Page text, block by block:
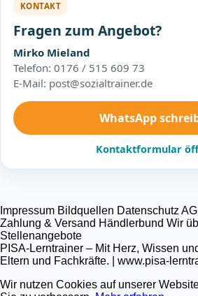
KONTAKT
Fragen zum Angebot?
Mirko Mieland
Telefon: 0176 / 515 609 73
E-Mail: post@sozialtrainer.de
WhatsApp
Kontaktformular
Impressum Bildquellen Datenschutz
Zahlung & Versand Händlerbund Wir
Stellenangebote
PISA-Lerntrainer – Mit Herz, Wissen
Eltern und Fachkräfte. | www.pisa-
Wir nutzen Cookies auf unserer